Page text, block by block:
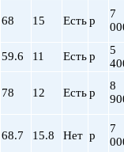
ин-т
68 15 Естьр
7
59.6 11 Естьр
5
78 12 Естьр
8
68.7 15.8 Нет р
7